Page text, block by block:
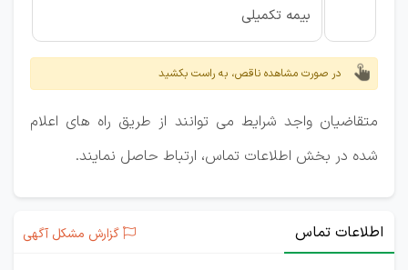
بیمه تکمیلی
در صورت مشاهده ناقص، به راست بکشید
متقاضیان واجد شرایط می توانند از طریق راه های اعلام
شده در بخش اطلاعات تماس، ارتباط حاصل نمایند.
اطلاعات تماس گزارش مشکل آگهی